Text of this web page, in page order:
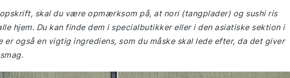
skal du være opmærksom på, at nori (tangplader) og sushi ris
hjem. Du kan finde dem i specialbutikker eller i den asiatiske sektion i
er også en vigtig ingrediens, som du måske skal lede efter, da det giver